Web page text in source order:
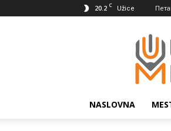
20.2 C Užice
NASLOVNA